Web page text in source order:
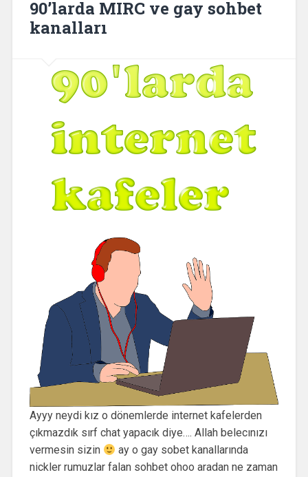
90’larda MIRC ve gay sohbet
kanalları
Ayyy neydi kız o dönemlerde internet kafelerden
çıkmazdık sırf chat yapacık diye…. Allah belecınızı
vermesin sizin
ay o gay sobet kanallarında
nickler rumuzlar falan sohbet ohoo aradan ne zaman